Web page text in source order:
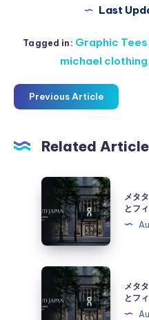
Last
Tagged in: Graphic Tees
michael clothing
Previous Article
Related
メ
タ
ト
ル:
Cloud
メタ
とフ
メ
タ
メタ
とフ